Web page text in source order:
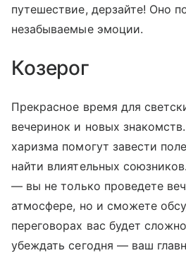
путешествие, дерзайте! Оно
незабываемые эмоции.
Козерог
Прекрасное время для
вечеринок и новых
харизма помогут завести
найти влиятельных
— вы не только проведете
атмосфере, но и сможете
переговорах вас будет
убеждать сегодня — ваш